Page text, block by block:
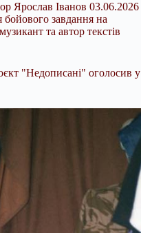
Ярослав Іванов 03.06.2026
завдання на
та автор текстів
"Недописані" оголосив у